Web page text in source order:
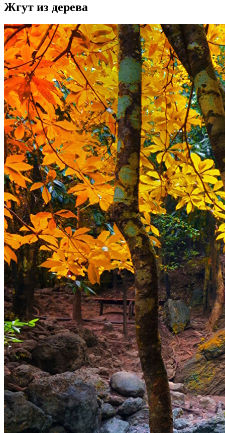
Жгут из дерева